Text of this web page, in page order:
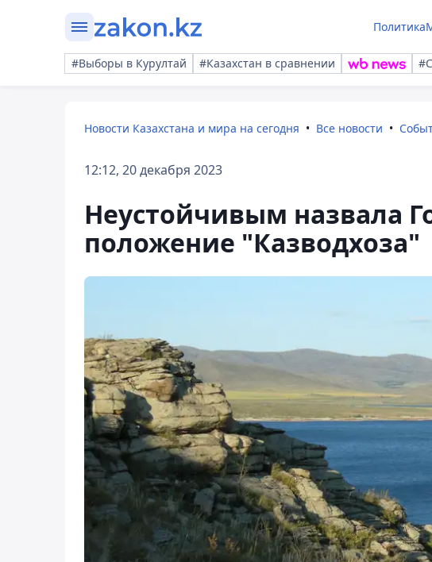
Политика
#Выборы в Курултай #Казахстан в сравнении
Новости Казахстана и мира на сегодня Все новости
12:12, 20 декабря 2023
Неустойчивым назвала
положение "Казводхоза"